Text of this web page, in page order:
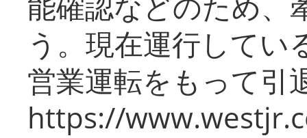
う。現在運行してい
営業運転をもって引
https://